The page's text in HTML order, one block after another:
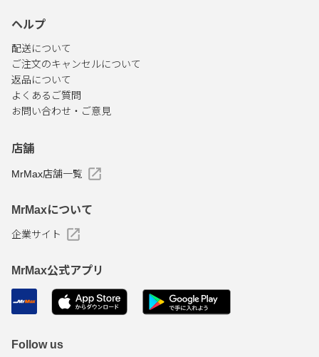
ヘルプ
配送について
ご注文のキャンセルについて
返品について
よくあるご質問
お問い合わせ・ご意見
店舗
MrMax店舗一覧
MrMaxについて
企業サイト
MrMax公式アプリ
Follow us